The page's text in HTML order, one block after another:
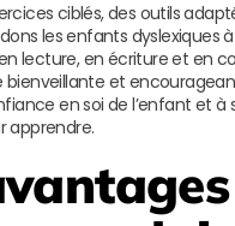
ciblés, des outils
les enfants dyslexiques
lecture, en écriture et en
bienveillante et
en soi de l’enfant et à
apprendre.